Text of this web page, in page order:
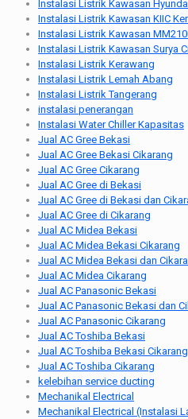
Instalasi Listrik Kawasan
Instalasi Listrik Kawasan KIIC
Instalasi Listrik Kawasan
Instalasi Listrik Kawasan Surya
Instalasi Listrik Kerawang
Instalasi Listrik Lemah Abang
Instalasi Listrik Tangerang
instalasi penerangan
Instalasi Water Chiller Kapasitas
Jual AC Gree Bekasi
Jual AC Gree Bekasi Cikarang
Jual AC Gree Cikarang
Jual AC Gree di Bekasi
Jual AC Gree di Bekasi dan
Jual AC Gree di Cikarang
Jual AC Midea Bekasi
Jual AC Midea Bekasi Cikarang
Jual AC Midea Bekasi dan
Jual AC Midea Cikarang
Jual AC Panasonic Bekasi
Jual AC Panasonic Bekasi dan
Jual AC Panasonic Cikarang
Jual AC Toshiba Bekasi
Jual AC Toshiba Bekasi Cikarang
Jual AC Toshiba Cikarang
kelebihan service ducting
Mechanikal Electrical
Mechanikal Electrical (Instalasi